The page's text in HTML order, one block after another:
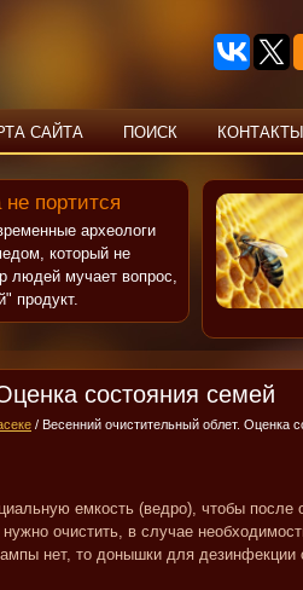
САЙТА ПОИСК КОНТАКТЫ
портится
археологи
который не
людей мучает вопрос,
продукт.
состояния семей
/ Весенний очистительный облет. Оценка
емкость (ведро), чтобы после
очистить, в случае
нет, то донышки для дезинфекции